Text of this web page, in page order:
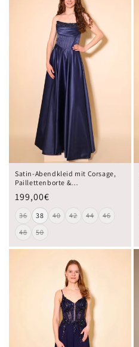
Satin-Abendkleid mit Corsage,
Paillettenborte &
199,00€
36 38 40 42 44
46
48
50